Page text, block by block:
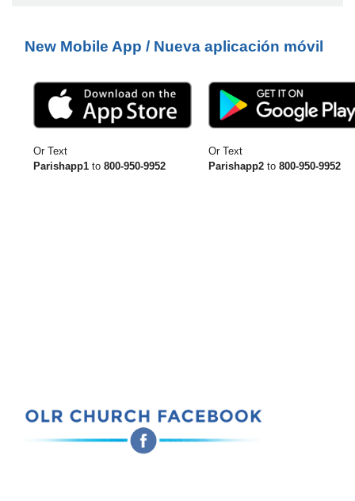
New Mobile App / Nueva aplicación móvil
Or Text
Parishapp1 to 800-950-9952
Or Text
Parishapp2 to 800-950-9952